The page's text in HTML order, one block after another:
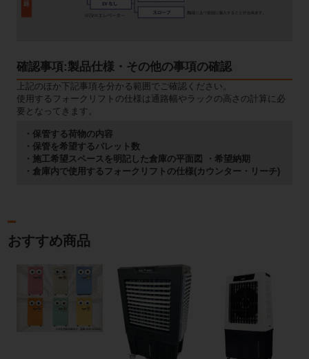
確認事項:製品仕様・その他の事項の確認
上記のほか下記事項を分かる範囲でご確認ください。
使用するフォークリフトの仕様は通路幅やラックの高さの計算に必
要となってきます。
・保管する荷物の内容
・保管を希望するパレット数
・施工希望スペースを明記した倉庫の平面図 ・希望納期
・倉庫内で使用するフォークリフトの仕様(カウンター・リーチ)
おすすめ商品